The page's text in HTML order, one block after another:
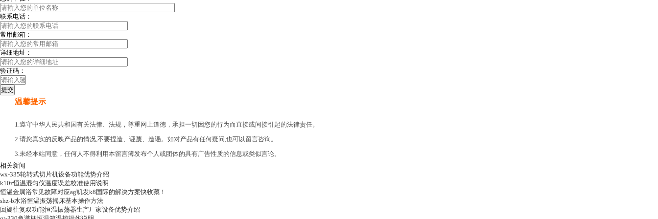
联系电话：
常用邮箱：
详细地址：
验证码：
温馨提示
1.遵守中华人民共和国有关法律、法规，尊重网上道德，承担一切因您的行为而直接或间接引起的法律责任。
2.请您真实的反映产品的情况,不要捏造、诬蔑、造谣。如对产品有任何疑问,也可以留言咨询。
3.未经本站同意，任何人不得利用本留言簿发布个人或团体的具有广告性质的信息或类似言论。
相关新闻
wx-335轮转式切片机设备功能优势介绍
k10z恒温混匀仪温度误差校准使用说明
恒温金属浴常见故障对应ag凯发k8国际的解决方案快收藏！
shz-b水浴恒温振荡摇床基本操作方法
回旋往复双功能恒温振荡器生产厂家设备优势介绍